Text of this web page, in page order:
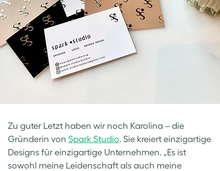
Zu guter Letzt haben wir noch Karolina – die
Gründerin von Spark Studio. Sie kreiert einzigartige
Designs für einzigartige Unternehmen. „Es ist
sowohl meine Leidenschaft als auch meine